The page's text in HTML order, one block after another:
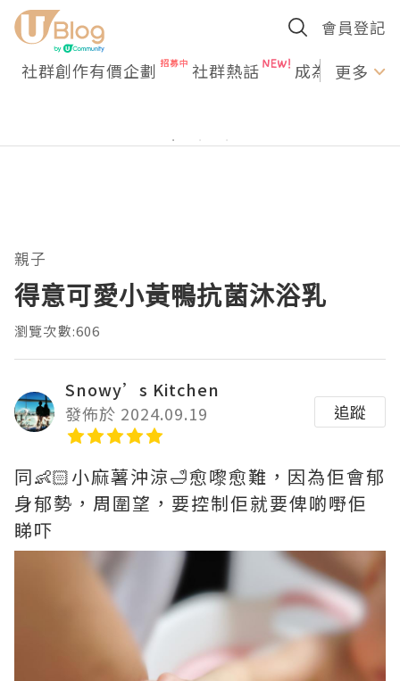
會員登記
社群創作有價企劃 社群熱話 成為U更多
親子
得意可愛小黃鴨抗菌沐浴乳
瀏覽次數:606
Snowy’s Kitchen
發佈於 2024.09.19
追蹤
同👶🏻小麻薯沖涼🛁愈嚟愈難，因為佢會郁
身郁勢，周圍望，要控制佢就要俾啲嘢佢
睇吓